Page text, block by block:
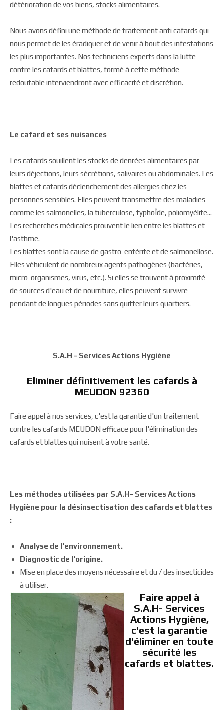
détérioration de vos biens, stocks alimentaires.
Nous avons défini une méthode de traitement anti cafards qui
nous permet de les éradiquer et de venir à bout des infestations
les plus importantes. Nos techniciens experts dans la lutte
contre les cafards et blattes, formé à cette méthode
redoutable interviendront avec efficacité et discrétion.
Le cafard et ses nuisances
Les cafards souillent les stocks de denrées alimentaires par
leurs déjections, leurs sécrétions, salivaires ou abdominales. Les
blattes et cafards déclenchement des allergies chez les
personnes sensibles. Elles peuvent transmettre des maladies
comme les salmonelles, la tuberculose, typhoÎde, poliomyélite...
Les recherches médicales prouvent le lien entre les blattes et
l'asthme.
Les blattes sont la cause de gastro-entérite et de salmonellose.
Elles véhiculent de nombreux agents pathogènes (bactéries,
micro-organismes, virus, etc.). Si elles se trouvent à proximité
de sources d'eau et de nourriture, elles peuvent survivre
pendant de longues périodes sans quitter leurs quartiers.
S.A.H - Services Actions Hygiène
Eliminer définitivement les cafards à
MEUDON 92360
Faire appel à nos services, c'est la garantie d'un traitement
contre les cafards MEUDON efficace pour l'élimination des
cafards et blattes qui nuisent à votre santé.
Les méthodes utilisées par S.A.H- Services Actions
Hygiène pour la désinsectisation des cafards et blattes
:
Analyse de l'environnement.
Diagnostic de l'origine.
Mise en place des moyens nécessaire et du / des insecticides
à utiliser.
Faire appel à
S.A.H- Services
Actions Hygiène,
c'est la garantie
d'éliminer en toute
sécurité les
cafards et blattes.